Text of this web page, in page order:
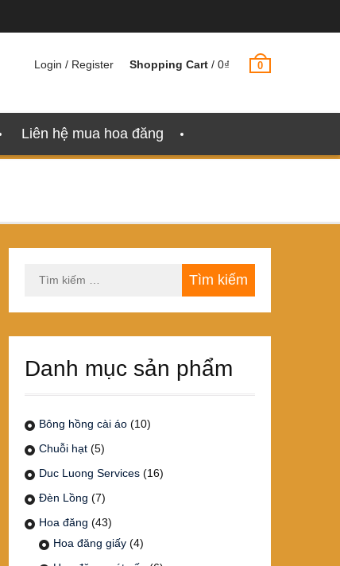
Login / Register Shopping Cart / 0₫ 0
Liên hệ mua hoa đăng
kiếm
Danh mục sản phẩm
Bông hồng cài áo (10)
Chuỗi hạt (5)
Duc Luong Services (16)
Đèn Lồng (7)
Hoa đăng (43)
Hoa đăng giấy (4)